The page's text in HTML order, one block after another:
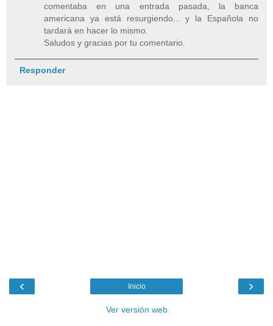
comentaba en una entrada pasada, la banca
americana ya está resurgiendo... y la Española no
tardará en hacer lo mismo.
Saludos y gracias por tu comentario.
Responder
‹ ›
Inicio
Ver versión web